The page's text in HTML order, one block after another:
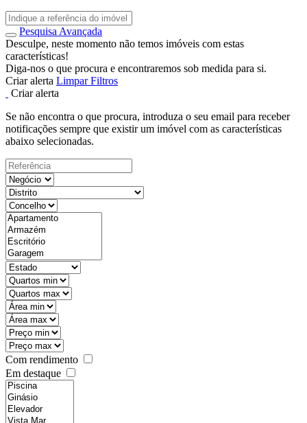
Pesquisa Avançada
Desculpe, neste momento não temos imóveis com estas
características!
Diga-nos o que procura e encontraremos sob medida para si.
Criar alerta Limpar Filtros
Criar alerta
Se não encontra o que procura, introduza o seu email para receber
notificações sempre que existir um imóvel com as características
abaixo selecionadas.
Com rendimento
Em destaque